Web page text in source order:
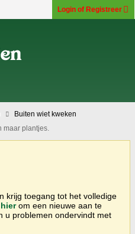
Login of Registreer
Buiten wiet kweken
maar plantjes.
krijg toegang tot het volledige
hierom een nieuwe aan te
u problemen ondervindt met